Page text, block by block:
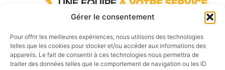
Gérer le consentement
Pour offrir les meilleures expériences, nous utilisons des technologies
telles que les cookies pour stocker et/ou accéder aux informations des
appareils. Le fait de consentir à ces technologies nous permettra de
traiter des données telles que le comportement de navigation ou les ID